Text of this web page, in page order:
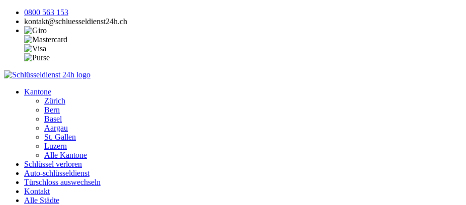
0800 563 153
kontakt@schluesseldienst24h.ch
Kantone
Zürich
Bern
Basel
Aargau
St. Gallen
Luzern
Alle Kantone
Schlüssel verloren
Auto-schlüsseldienst
Türschloss auswechseln
Kontakt
Alle Städte